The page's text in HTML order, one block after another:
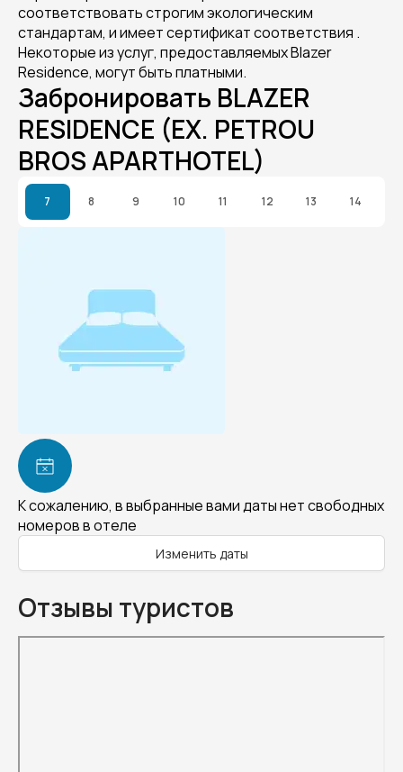
соответствовать строгим экологическим
стандартам, и имеет сертификат соответствия .
Некоторые из услуг, предоставляемых Blazer
Residence, могут быть платными.
Забронировать BLAZER
RESIDENCE (EX. PETROU
BROS APARTHOTEL)
7 8 9 10 11 12 13 14
К сожалению, в выбранные вами даты нет свободных
номеров в отеле
Изменить даты
Отзывы туристов